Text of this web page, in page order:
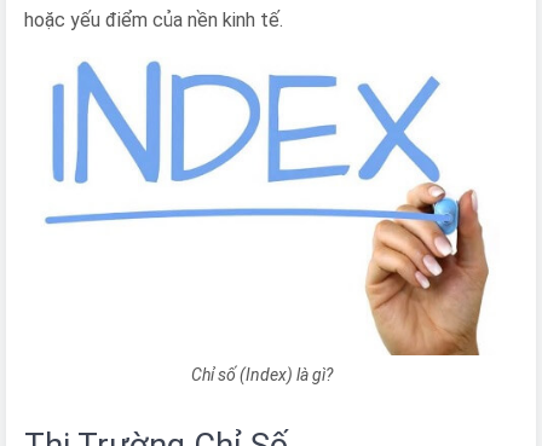
hoặc yếu điểm của nền kinh tế.
Chỉ số (Index) là gì?